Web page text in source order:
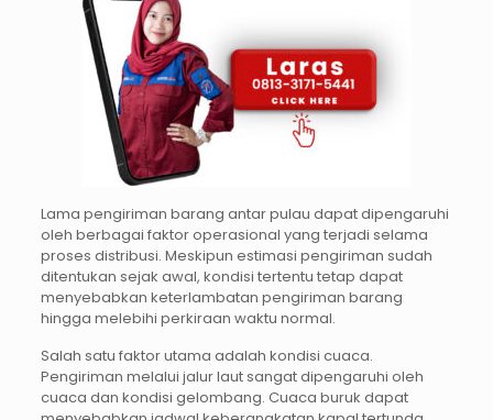
Lama pengiriman barang antar pulau dapat dipengaruhi
oleh berbagai faktor operasional yang terjadi selama
proses distribusi. Meskipun estimasi pengiriman sudah
ditentukan sejak awal, kondisi tertentu tetap dapat
menyebabkan keterlambatan pengiriman barang
hingga melebihi perkiraan waktu normal.
Salah satu faktor utama adalah kondisi cuaca.
Pengiriman melalui jalur laut sangat dipengaruhi oleh
cuaca dan kondisi gelombang. Cuaca buruk dapat